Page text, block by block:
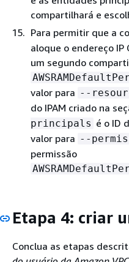
compartilhará e
Para permitir que a
aloque o endereço IP
um segundo
valor para --
do IPAM criado na
principals é o ID
valor para --
permissão
Etapa 4: criar
Conclua as etapas